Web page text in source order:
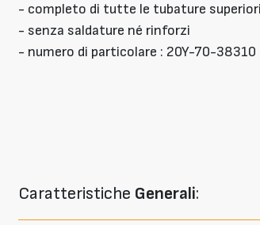
- completo di tutte le tubature
- senza saldature né rinforzi
- numero di particolare : 20Y-70-38310
Caratteristiche Generali: